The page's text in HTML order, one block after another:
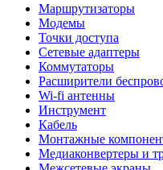
Маршрутизаторы
Модемы
Точки доступа
Сетевые адаптеры
Коммутаторы
Расширители
Wi-fi антенны
Инструмент
Кабель
Монтажные
Медиаконвертеры и